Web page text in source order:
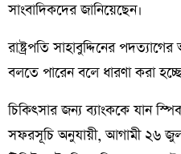
সাংবাদিকদের জানিয়েছেন।
রাষ্ট্রপতি সাহাবুদ্দিনের
বলতে পারেন বলে ধারণা করা
চিকিৎসার জন্য ব্যাংককে যান
সফরসূচি অনুযায়ী, আগামী ২৬